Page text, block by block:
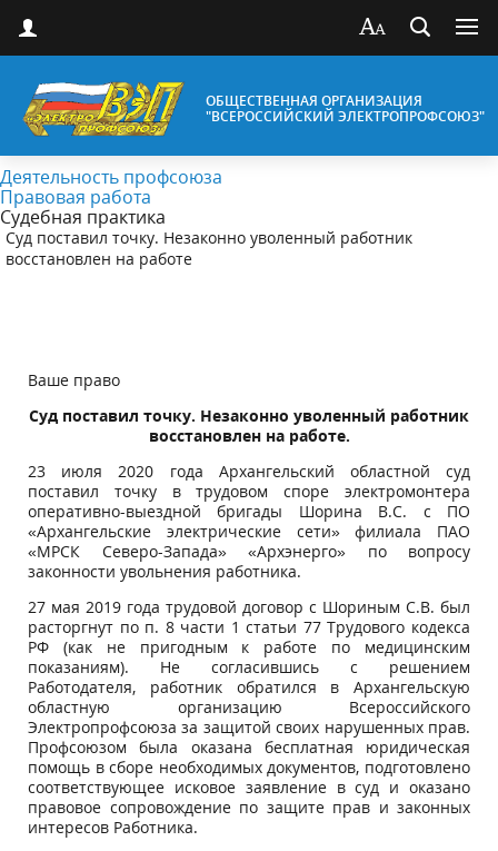
ОБЩЕСТВЕННАЯ ОРГАНИЗАЦИЯ
"ВСЕРОССИЙСКИЙ ЭЛЕКТРОПРОФСОЮЗ"
Деятельность профсоюза
Правовая работа
Судебная практика
Суд поставил точку. Незаконно уволенный работник
восстановлен на работе
Ваше право
Суд поставил точку. Незаконно уволенный работник
восстановлен на работе.
23 июля 2020 года Архангельский областной суд
поставил точку в трудовом споре электромонтера
оперативно-выездной бригады Шорина В.С. с ПО
«Архангельские электрические сети» филиала ПАО
«МРСК Северо-Запада» «Архэнерго» по вопросу
законности увольнения работника.
27 мая 2019 года трудовой договор с Шориным С.В. был
расторгнут по п. 8 части 1 статьи 77 Трудового кодекса
РФ (как не пригодным к работе по медицинским
показаниям). Не согласившись с решением
Работодателя, работник обратился в Архангельскую
областную организацию Всероссийского
Электропрофсоюза за защитой своих нарушенных прав.
Профсоюзом была оказана бесплатная юридическая
помощь в сборе необходимых документов, подготовлено
соответствующее исковое заявление в суд и оказано
правовое сопровождение по защите прав и законных
интересов Работника.